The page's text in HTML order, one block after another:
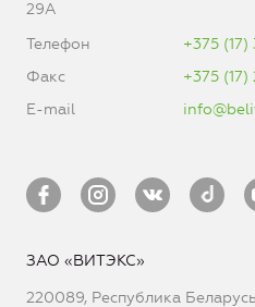
29А
Телефон
+375
Факс
+375
E-mail
ЗАО «ВИТЭКС»
220089, Республика